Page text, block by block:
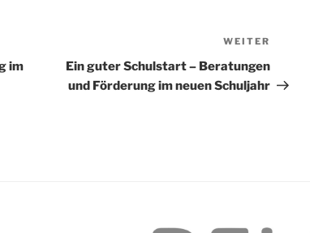
im
Beitrag
WEITER
Ein guter Schulstart – Beratungen
und Förderung im neuen Schuljahr